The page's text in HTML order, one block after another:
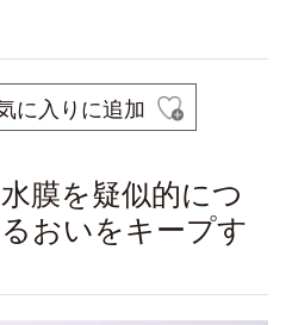
に入りに追加
膜を疑似的につ
おいをキープす